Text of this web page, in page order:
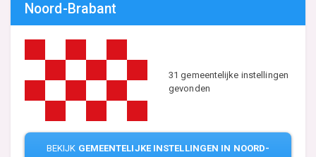
Noord-Brabant
31 gemeentelijke instellingen
gevonden
BEKIJK GEMEENTELIJKE INSTELLINGEN IN NOORD-